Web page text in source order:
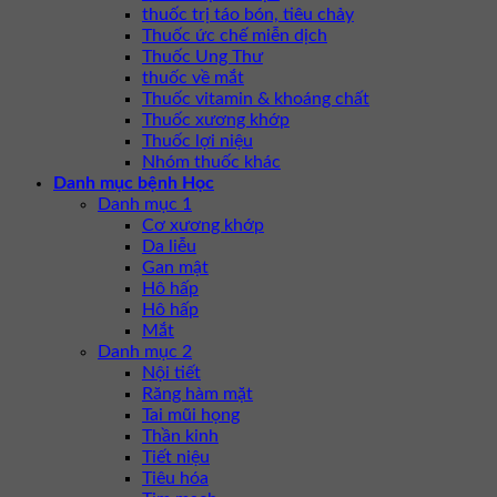
thuốc trị táo bón, tiêu chảy
Thuốc ức chế miễn dịch
Thuốc Ung Thư
thuốc về mắt
Thuốc vitamin & khoáng chất
Thuốc xương khớp
Thuốc lợi niệu
Nhóm thuốc khác
Danh mục bệnh Học
Danh mục 1
Cơ xương khớp
Da liễu
Gan mật
Hô hấp
Hô hấp
Mắt
Danh mục 2
Nội tiết
Răng hàm mặt
Tai mũi họng
Thần kinh
Tiết niệu
Tiêu hóa